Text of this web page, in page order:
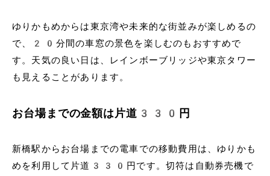
ゆりかもめからは東京湾や未来的な街並みが楽しめるの
で、20分間の車窓の景色を楽しむのもおすすめで
す。天気の良い日は、レインボーブリッジや東京タワー
も見えることがあります。
お台場までの金額は片道330円
新橋駅からお台場までの電車での移動費用は、ゆりかも
めを利用して片道330円です。切符は自動券売機で